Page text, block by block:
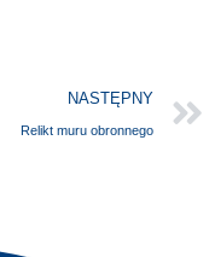
NASTĘPNY
Relikt muru obronnego